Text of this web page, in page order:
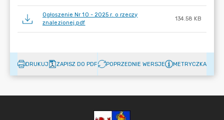
Ogłoszenie Nr 10 - 2025 r. o rzeczy
znalezionej.pdf
134.58 KB
DRUKUJ ZAPISZ DO PDF POPRZEDNIE WERSJE METRYCZKA